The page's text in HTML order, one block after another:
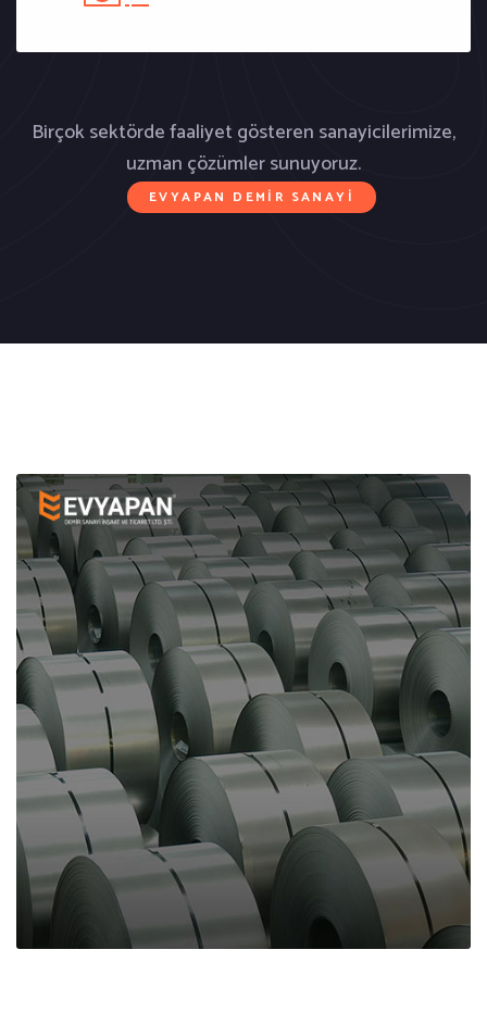
Birçok sektörde faaliyet gösteren sanayicilerimize,
uzman çözümler sunuyoruz.
EVYAPAN DEMIR SANAYI